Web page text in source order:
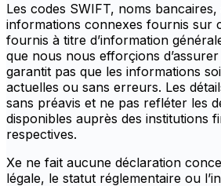
Les codes SWIFT, noms
informations connexes fournis sur
fournis à titre d’information
que nous nous efforçions d’assurer
garantit pas que les informations
actuelles ou sans erreurs. Les
sans préavis et ne pas refléter les
disponibles auprès des institutions
respectives.
Xe ne fait aucune déclaration
légale, le statut réglementaire ou